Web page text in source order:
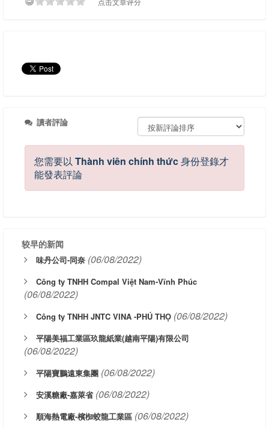
讀者評論
您需要以 Thành viên chính thức身份登錄才
能發表評論
较早的新闻
味丹公司-同奈 (06/08/2022)
Công ty TNHH Compal Việt Nam-Vĩnh Phúc
(06/08/2022)
Công ty TNHH JNTC VINA -PHÚ THỌ (06/08/2022)
平陽美福工業區玖龍紙業(越南平陽)有限公司
(06/08/2022)
平陽寶鵬遠東集團 (06/08/2022)
安溪糖廠-嘉萊省 (06/08/2022)
順海熱電廠-檳椥蛟龍工業區 (06/08/2022)